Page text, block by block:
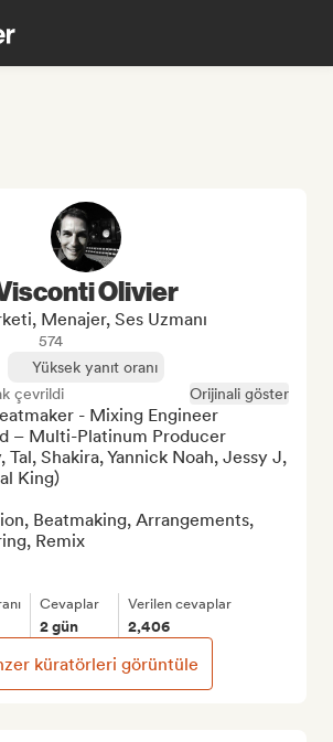
Olivier
Menajer, Ses Uzmanı
574
Yüksek yanıt oranı
çevrildi
Orijinali göster
- Mixing Engineer
– Multi-Platinum Producer
Tal, Shakira, Yannick Noah, Jessy J,
King)
Beatmaking, Arrangements,
Remix
Cevaplar
2 gün
Verilen cevaplar
2,406
küratörleri görüntüle